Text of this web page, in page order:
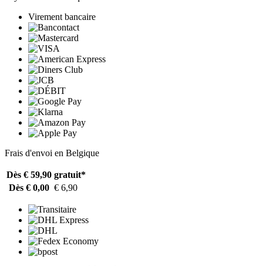
Virement bancaire
Frais d'envoi en Belgique
Dès € 59,90 gratuit*
Dès € 0,00 € 6,90